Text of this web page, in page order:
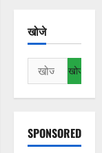
खोजे
निम्न
को
खोजें:
SPONSORED